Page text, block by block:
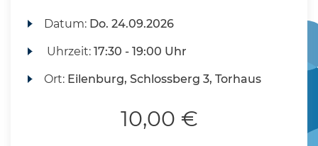
Datum: Do. 24.09.2026
Uhrzeit:17:30 - 19:00 Uhr
Ort: Eilenburg, Schlossberg 3, Torhaus
10,00 €